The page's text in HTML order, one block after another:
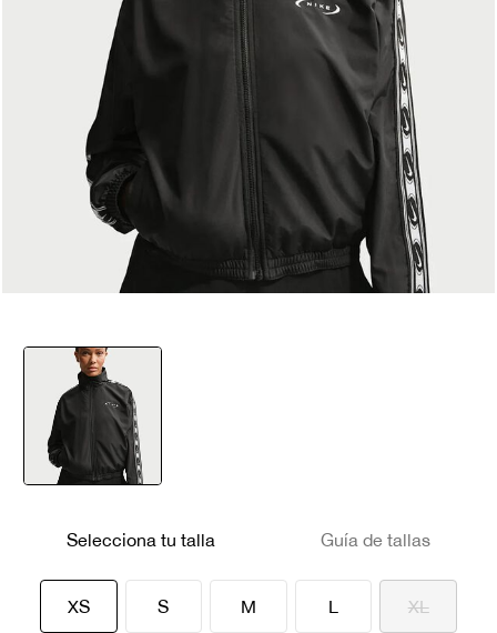
Selecciona tu talla Guía de tallas
XSseleccionado
S M L XL